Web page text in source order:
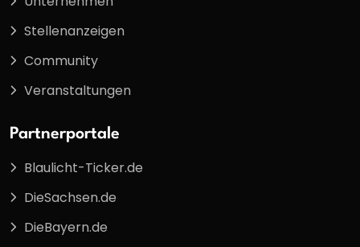
Stellenanzeigen
Community
Veranstaltungen
Partnerportale
Blaulicht-Ticker.de
DieSachsen.de
DieBayern.de